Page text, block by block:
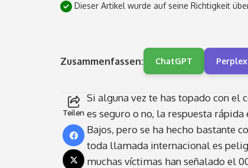
Dieser Artikel wurde auf seine Richtigkeit
Zusammenfassen: ChatGPT
Teilen
Si alguna vez te has topado con el
es seguro o no, la respuesta
Bajos, pero se ha hecho bastante
toda llamada internacional es
muchas víctimas han señalado el